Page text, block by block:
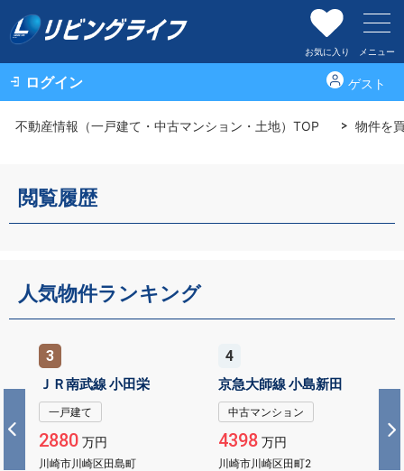
お気に入り メニュー
ログイン ゲスト
不動産情報（一戸建て・中古マンション・土地）TOP 物件を
閲覧履歴
人気物件ランキング
南武線 小田栄
万円
川崎区田島町
京急大師線 小島新田
中古マンション
万円
川崎市川崎区田町2
ＪＲ鶴見
万円